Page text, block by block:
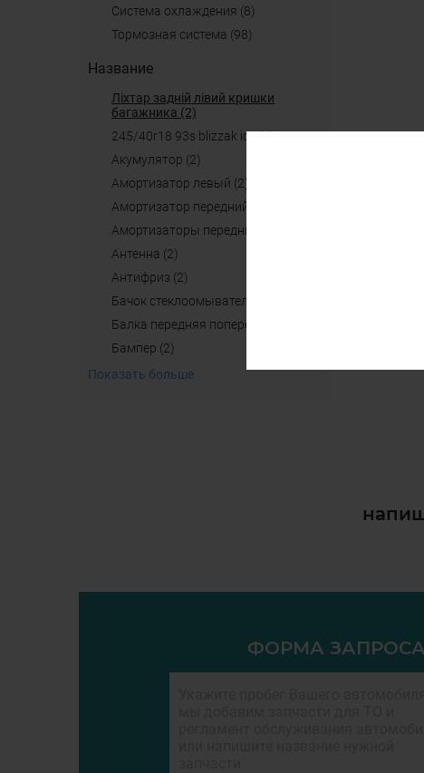
система охлаждения (8)
тормозная система (98)
Название
ліхтар задній лівий кришки
багажника (2)
245/40r18 93s blizzak ice (2)
акумулятор (2)
амортизатор левый (2)
амортизатор передний (2)
амортизаторы передние (2)
антенна (2)
aнтифриз (2)
бачок стеклоомывателя (4)
балка передняя поперечная б/у (2)
бампер (2)
Показать больше
ФОРМА ЗАПРОСА